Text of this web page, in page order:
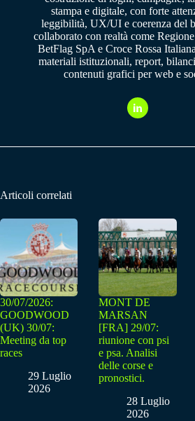
stampa e digitale, con forte
leggibilità, UX/UI e coerenza del
collaborato con realtà come
BetFlag SpA e Croce Rossa
materiali istituzionali, report,
contenuti grafici per web e
Articoli correlati
30/07/2026:
GOODWOOD
(UK) 30/07:
Meeting da top
races
29 Luglio
2026
MONT DE
MARSAN
[FRA] 29/07:
riunione con psi
e psa. Analisi
delle corse e
pronostici.
28 Luglio
2026